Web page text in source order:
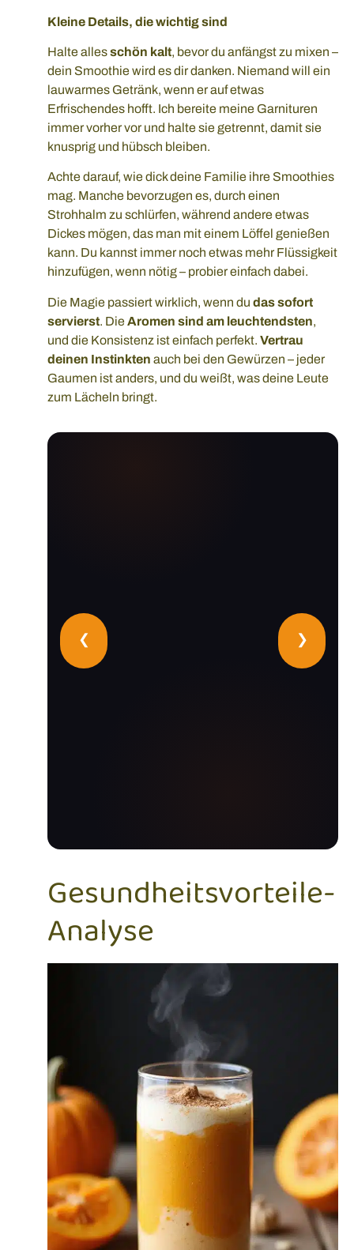
Kleine Details, die wichtig sind
Halte allesschön kalt, bevor du anfängst zu mixen –
dein Smoothie wird es dir danken. Niemand will ein
lauwarmes Getränk, wenn er auf etwas
Erfrischendes hofft. Ich bereite meine Garnituren
immer vorher vor und halte sie getrennt, damit sie
knusprig und hübsch bleiben.
Achte darauf, wie dick deine Familie ihre Smoothies
mag. Manche bevorzugen es, durch einen
Strohhalm zu schlürfen, während andere etwas
Dickes mögen, das man mit einem Löffel genießen
kann. Du kannst immer noch etwas mehr Flüssigkeit
hinzufügen, wenn nötig – probier einfach dabei.
Die Magie passiert wirklich, wenn du das sofort
servierst. DieAromen sind am leuchtendsten,
und die Konsistenz ist einfach perfekt. Vertrau
deinen Instinkten auch bei den Gewürzen – jeder
Gaumen ist anders, und du weißt, was deine Leute
zum Lächeln bringt.
❮ ❯
Gesundheitsvorteile-
Analyse